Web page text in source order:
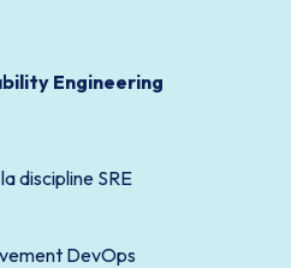
Engineering
discipline SRE
DevOps